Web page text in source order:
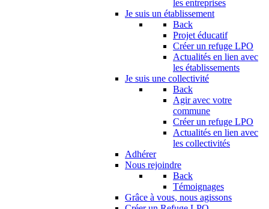
les entreprises
Je suis un établissement
Back
Projet éducatif
Créer un refuge LPO
Actualités en lien avec
les établissements
Je suis une collectivité
Back
Agir avec votre
commune
Créer un refuge LPO
Actualités en lien avec
les collectivités
Adhérer
Nous rejoindre
Back
Témoignages
Grâce à vous, nous agissons